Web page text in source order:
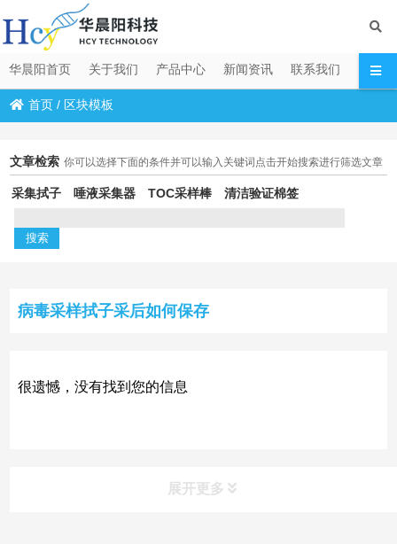
华晨阳首页 关于我们 产品中心 新闻资讯 联系我们
首页 / 区块模板
文章检索 你可以选择下面的条件并可以输入关键词点击开始搜索进行筛选文章
采集拭子 唾液采集器 TOC采样棒 清洁验证棉签
病毒采样拭子采后如何保存
很遗憾，没有找到您的信息
展开更多